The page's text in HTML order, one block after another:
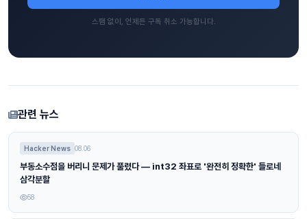
스팸 없이, 언제든 구독 취소 가능합니다.
관련 뉴스
Hacker News 08.06
부동소수점을 버리니 문제가 풀렸다 — int32 좌표로 '완전히 정확한' 들로네
삼각분할
58